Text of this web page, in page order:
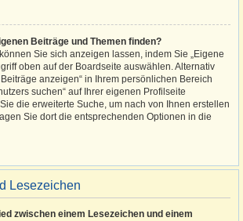
Beiträge und Themen finden?
Sie sich anzeigen lassen, indem Sie „Eigene
oben auf der Boardseite auswählen. Alternativ
anzeigen“ in Ihrem persönlichen Bereich
suchen“ auf Ihrer eigenen Profilseite
die erweiterte Suche, um nach von Ihnen erstellen
Sie dort die entsprechenden Optionen in die
Lesezeichen
zwischen einem Lesezeichen und einem